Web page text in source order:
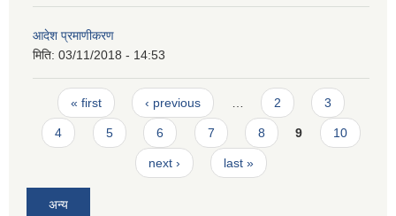
आदेश प्रमाणीकरण
मिति: 03/11/2018 - 14:53
Pages
« first ‹ previous … 2 3
4 5 6 7 8 9 10
next › last »
अन्य